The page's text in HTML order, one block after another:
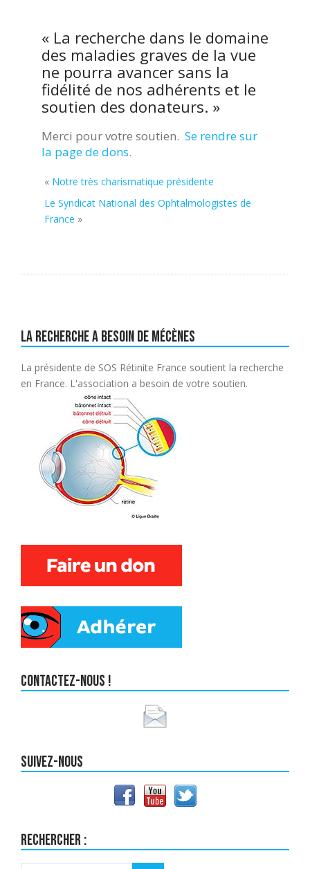
« La recherche dans le domaine
des maladies graves de la vue
ne pourra avancer sans la
fidélité de nos adhérents et le
soutien des donateurs. »
Merci pour votre soutien. Se rendre sur
la page de dons.
« Notre très charismatique présidente
Le Syndicat National des Ophtalmologistes de
France »
La recherche a besoin de mécènes
La présidente de SOS Rétinite France soutient la recherche
en France. L'association a besoin de votre soutien.
Contactez-nous !
Suivez-nous
Rechercher :